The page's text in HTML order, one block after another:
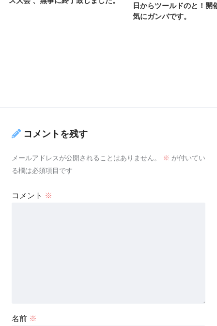
日からツールドのと！開
気にガンバです。
コメントを残す
メールアドレスが公開されることはありません。 ※ が付いてい
る欄は必須項目です
コメント ※
名前 ※